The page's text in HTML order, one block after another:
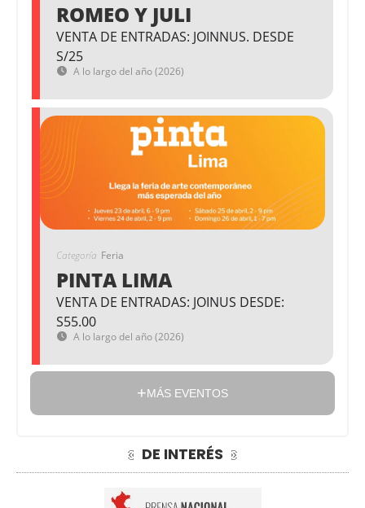
ROMEO Y JULI
VENTA DE ENTRADAS: JOINNUS. DESDE
S/25
A lo largo del año (2026)
Categoría Feria
PINTA LIMA
VENTA DE ENTRADAS: JOINUS DESDE:
S55.00
A lo largo del año (2026)
MÁS EVENTOS
DE INTERÉS